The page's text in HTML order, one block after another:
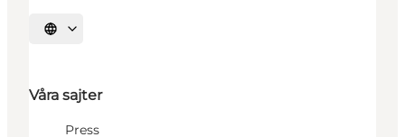
Välj språk
Våra sajter
Press